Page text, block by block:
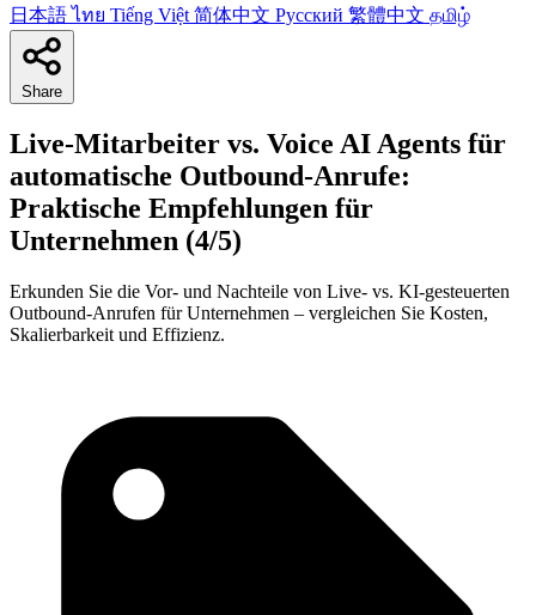
日本語ไทย Tiếng Việt 简体中文 Русский 繁體中文 தமிழ்
Share
Live-Mitarbeiter vs. Voice AI Agents für
automatische Outbound-Anrufe:
Praktische Empfehlungen für
Unternehmen (4/5)
Erkunden Sie die Vor- und Nachteile von Live- vs. KI-gesteuerten
Outbound-Anrufen für Unternehmen – vergleichen Sie Kosten,
Skalierbarkeit und Effizienz.